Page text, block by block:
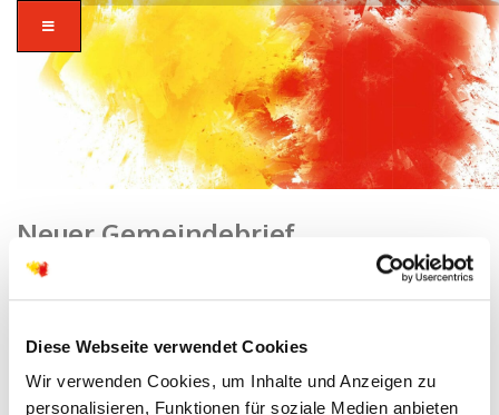
Diese Webseite verwendet Cookies
Wir verwenden Cookies, um Inhalte und Anzeigen zu
personalisieren, Funktionen für soziale Medien anbieten
zusammen in
vielfalt glauben.
Neuer Gemeindebrief
Home